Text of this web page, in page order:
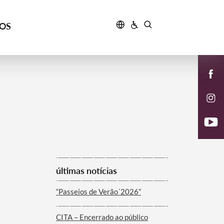
últimas notícias
“Passeios de Verão´2026”
CITA – Encerrado ao público